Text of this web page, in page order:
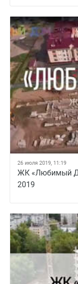
26 июля 2019, 11:19
ЖК «Любимый
2019